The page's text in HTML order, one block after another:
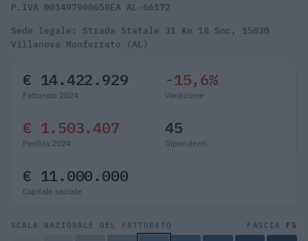
P.IVA 00149790065REA AL-66172
Sede legale: Strada Statale 31 Km 18 Snc, 15030
Villanova Monferrato (AL)
€ 14.422.929
Fatturato 2024
-15,6%
Variazione
€ 1.503.407
Perdita 2024
45
Dipendenti
€ 11.000.000
Capitale sociale
SCALA NAZIONALE DEL FATTURATO FASCIA F5